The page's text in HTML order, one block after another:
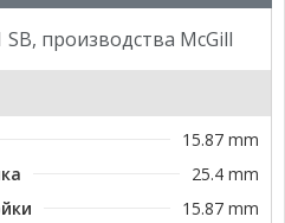
производства McGill
15.87 mm
25.4 mm
15.87 mm